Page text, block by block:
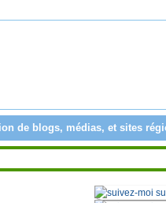
de blogs, médias, et sites